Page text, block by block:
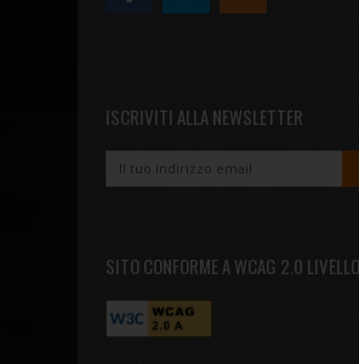
ISCRIVITI ALLA NEWSLETTER
SITO CONFORME A WCAG 2.0